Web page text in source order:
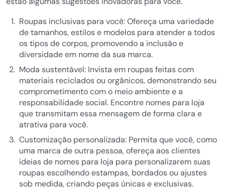
Roupas inclusivas para você: Ofereça uma variedade
de tamanhos, estilos e modelos para atender a todos
os tipos de corpos, promovendo a inclusão e
diversidade em nome da sua marca.
Moda sustentável: Invista em roupas feitas com
materiais reciclados ou orgânicos, demonstrando seu
comprometimento com o meio ambiente e a
responsabilidade social. Encontre nomes para loja
que transmitam essa mensagem de forma clara e
atrativa para você.
Customização personalizada: Permita que você, como
uma marca de outra pessoa, ofereça aos clientes
ideias de nomes para loja para personalizarem suas
roupas escolhendo estampas, bordados ou ajustes
sob medida, criando peças únicas e exclusivas.